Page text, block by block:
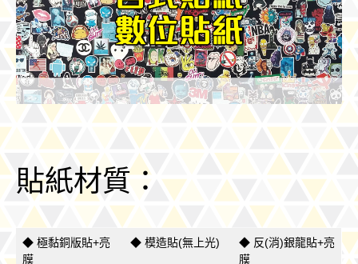
貼紙材質：
◆ 極黏銅版貼+亮
膜
◆ 模造貼(無上光)
◆ 反(消)銀龍貼+亮
膜